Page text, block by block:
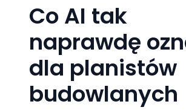
Co AI tak
naprawdę
dla planistów
budowlanych